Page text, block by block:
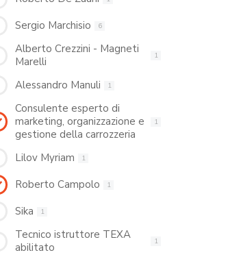
Sergio Marchisio 6
Alberto Crezzini - Magneti
Marelli
1
Alessandro Manuli 1
Consulente esperto di
marketing, organizzazione e
gestione della carrozzeria
1
Lilov Myriam 1
Roberto Campolo 1
Sika 1
Tecnico istruttore TEXA
abilitato
1